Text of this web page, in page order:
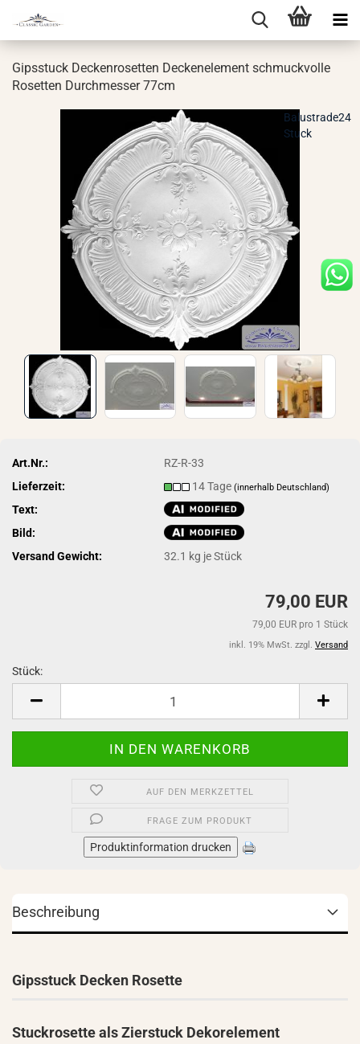
Gips­stuck De­cken­ro­set­ten De­cken­ele­ment schmuck­vol­le
Ro­set­ten Durch­mes­ser 77cm
Balustrade24
Stuck
Art.Nr.:
RZ-R-33
Lieferzeit:
14 Tage(innerhalb Deutschland)
Text:
Bild:
Versand Gewicht:
32.1 kg je Stück
79,00 EUR
79,00 EUR pro 1 Stück
inkl. 19% MwSt. zzgl. Versand
Stück:
AUF DEN MERKZETTEL
FRAGE ZUM PRODUKT
Produktinformation drucken
Beschreibung
Gipsstuck Decken Rosette
Stuckrosette als Zierstuck Dekorelement